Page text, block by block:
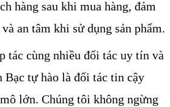
hàng sau khi mua hàng, đảm
an tâm khi sử dụng sản phẩm.
tác cùng nhiều đối tác uy tín và
tự hào là đối tác tin cậy
lớn. Chúng tôi không ngừng